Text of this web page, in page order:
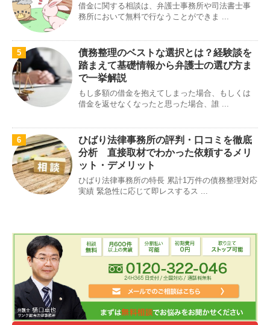
借金に関する相談は、弁護士事務所や司法書士事
務所において無料で行なうことができま ...
5
債務整理のベストな選択とは？経験談を
踏まえて基礎情報から弁護士の選び方ま
で一挙解説
もし多額の借金を抱えてしまった場合、もしくは
借金を返せなくなったと思った場合、誰 ...
6
ひばり法律事務所の評判・口コミを徹底
分析 直接取材でわかった依頼するメリ
ット・デメリット
ひばり法律事務所の特長 累計1万件の債務整理対応
実績 緊急性に応じて即レスするス ...